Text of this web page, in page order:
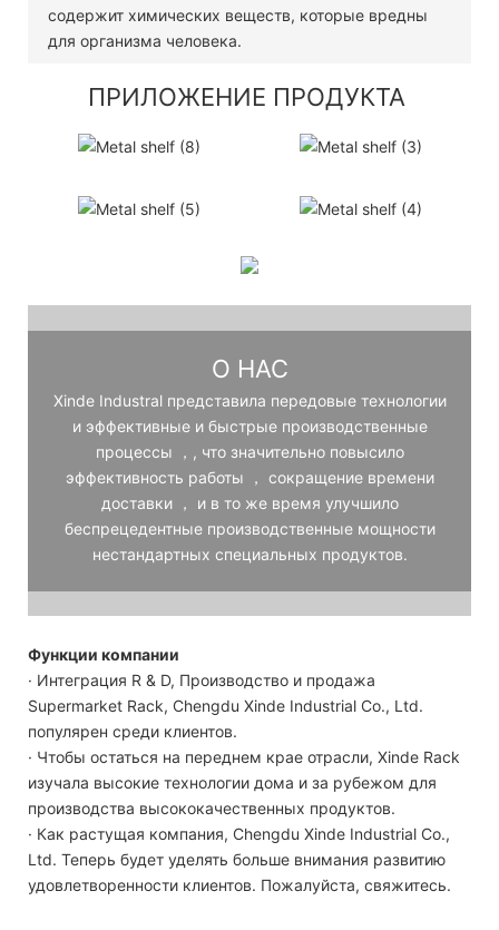
содержит химических веществ, которые вредны
для организма человека.
ПРИЛОЖЕНИЕ ПРОДУКТА
О НАС
Xinde Industral представила передовые технологии
и эффективные и быстрые производственные
процессы ，, что значительно повысило
эффективность работы ， сокращение времени
доставки ， и в то же время улучшило
беспрецедентные производственные мощности
нестандартных специальных продуктов.
Функции компании
· Интеграция R & D, Производство и продажа
Supermarket Rack, Chengdu Xinde Industrial Co., Ltd.
популярен среди клиентов.
· Чтобы остаться на переднем крае отрасли, Xinde Rack
изучала высокие технологии дома и за рубежом для
производства высококачественных продуктов.
· Как растущая компания, Chengdu Xinde Industrial Co.,
Ltd. Теперь будет уделять больше внимания развитию
удовлетворенности клиентов. Пожалуйста, свяжитесь.